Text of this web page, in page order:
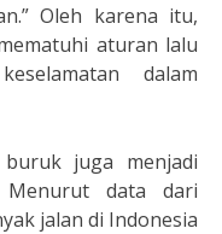
Oleh karena itu,
aturan lalu
dalam
juga menjadi
Menurut data dari
jalan di Indonesia